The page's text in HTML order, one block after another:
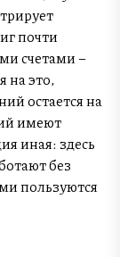
почти
счетами –
на это,
остается на
имеют
иная: здесь
без
пользуются